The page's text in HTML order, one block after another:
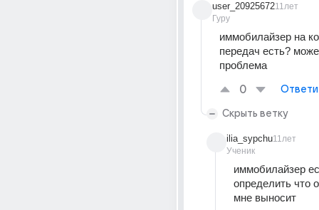
user_20925672
Гуру
11лет
иммобилайзер на
передач есть?
проблема
0
Скрыть ветку
ilia_sypchu
Ученик
11лет
иммобилайзер
определить что
мне выносит